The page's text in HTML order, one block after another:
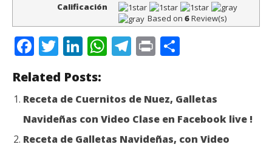
Calificación
Based on 6Review(s)
Facebook
Twitter
LinkedIn
WhatsApp
Telegram
Print
Related Posts:
Receta de Cuernitos de Nuez, Galletas
Navideñas con Video Clase en Facebook live !
Receta de Galletas Navideñas, con Video